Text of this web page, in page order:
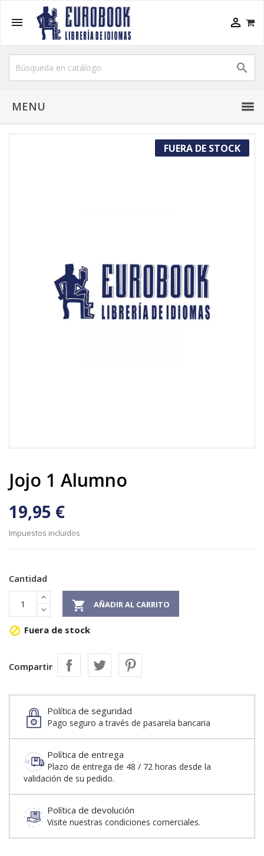
 

MENU
FUERA DE STOCK
Jojo 1 Alumno
19,95 €
Impuestos incluidos
Cantidad
 AÑADIR AL CARRITO
 Fuera de stock
Compartir
Política de seguridad
Pago seguro a través de pasarela bancaria
Política de entrega
Plazo de entrega de 48 / 72 horas desde la
validación de su pedido.
Política de devolución
Visite nuestras condiciones comerciales.